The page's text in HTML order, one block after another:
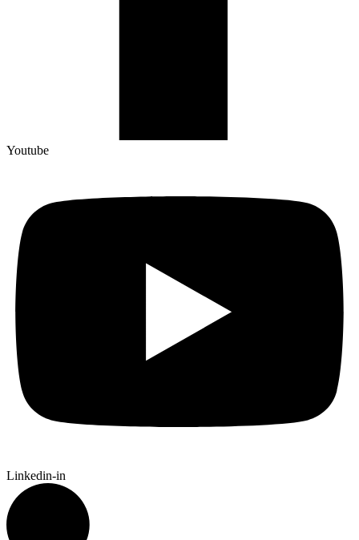
Youtube
Linkedin-in